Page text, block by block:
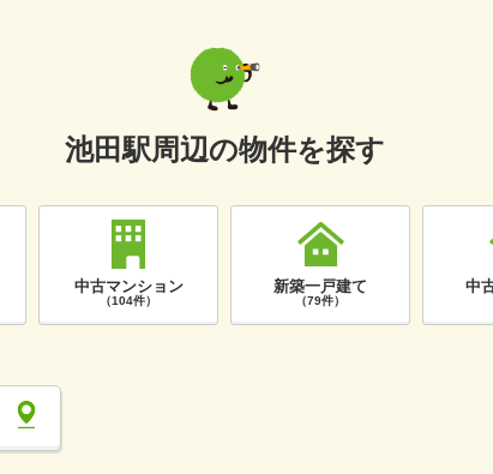
池田駅周辺の物件を探す
中古マンション
（104件）
新築一戸建て
（79件）
中